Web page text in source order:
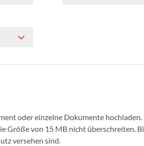
oder einzelne Dokumente
Größe von 15 MB nicht überschreiten.
versehen sind.